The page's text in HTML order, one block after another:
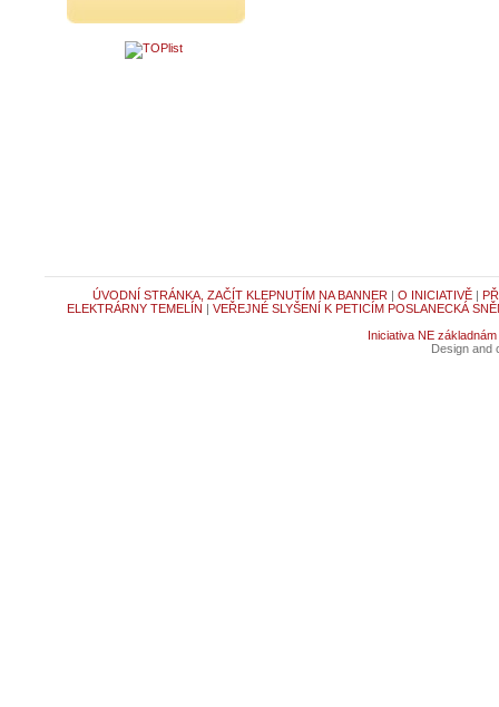
ÚVODNÍ STRÁNKA, ZAČÍT KLEPNUTÍM NA BANNER | O INICIATIVĚ|
ELEKTRÁRNY TEMELÍN | VEŘEJNÉ SLYŠENÍ K PETICÍM POSLANECKÁ
Iniciativa NE základnám
Design and